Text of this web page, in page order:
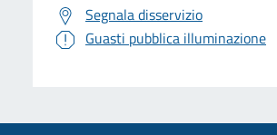
Segnala disservizio
Guasti pubblica illuminazione